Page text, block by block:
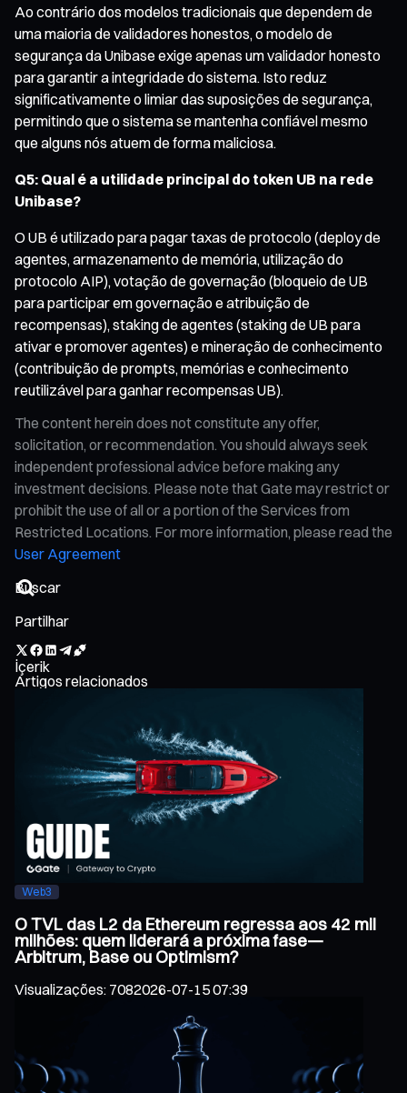
Ao contrário dos modelos tradicionais que dependem de
uma maioria de validadores honestos, o modelo de
segurança da Unibase exige apenas um validador honesto
para garantir a integridade do sistema. Isto reduz
significativamente o limiar das suposições de segurança,
permitindo que o sistema se mantenha confiável mesmo
que alguns nós atuem de forma maliciosa.
Q5: Qual é a utilidade principal do token UB na rede
Unibase?
O UB é utilizado para pagar taxas de protocolo (deploy de
agentes, armazenamento de memória, utilização do
protocolo AIP), votação de governação (bloqueio de UB
para participar em governação e atribuição de
recompensas), staking de agentes (staking de UB para
ativar e promover agentes) e mineração de conhecimento
(contribuição de prompts, memórias e conhecimento
reutilizável para ganhar recompensas UB).
The content herein does not constitute any offer,
solicitation, or recommendation. You should always seek
independent professional advice before making any
investment decisions. Please note that Gate may restrict or
prohibit the use of all or a portion of the Services from
Restricted Locations. For more information, please read the
User Agreement
Partilhar
İçerik
Artigos relacionados
Web3
O TVL das L2 da Ethereum regressa aos 42 mil
milhões: quem liderará a próxima fase—
Arbitrum, Base ou Optimism?
Visualizações: 7082026-07-15 07:39